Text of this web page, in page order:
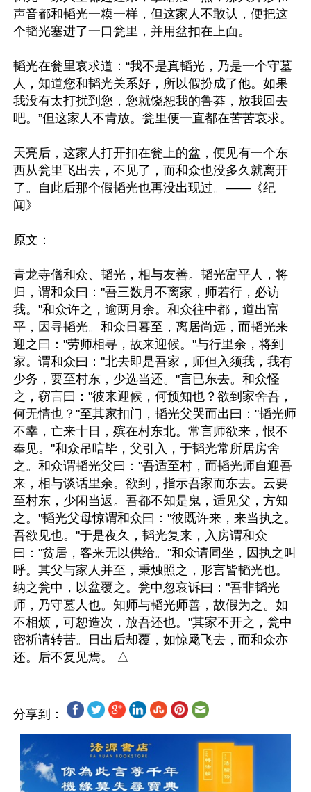
声音都和韬光一糢一样，但这家人不敢认，便把这
个韬光塞进了一口瓮里，并用盆扣在上面。
韬光在瓮里哀求道：“我不是真韬光，乃是一个守墓
人，知道您和韬光关系好，所以假扮成了他。如果
我没有太打扰到您，您就饶恕我的鲁莽，放我回去
吧。”但这家人不肯放。瓮里便一直都在苦苦哀求。
天亮后，这家人打开扣在瓮上的盆，便见有一个东
西从瓮里飞出去，不见了，而和众也没多久就离开
了。自此后那个假韬光也再没出现过。——《纪
闻》
原文：
青龙寺僧和众、韬光，相与友善。韬光富平人，将
归，谓和众曰："吾三数月不离家，师若行，必访
我。"和众许之，逾两月余。和众往中都，道出富
平，因寻韬光。和众日暮至，离居尚远，而韬光来
迎之曰："劳师相寻，故来迎候。"与行里余，将到
家。谓和众曰："北去即是吾家，师但入须我，我有
少务，要至村东，少选当还。"言已东去。和众怪
之，窃言曰："彼来迎候，何预知也？欲到家舍吾，
何无情也？"至其家扣门，韬光父哭而出曰："韬光师
不幸，亡来十日，殡在村东北。常言师欲来，恨不
奉见。"和众吊唁毕，父引入，于韬光常所居房舍
之。和众谓韬光父曰："吾适至村，而韬光师自迎吾
来，相与谈话里余。欲到，指示吾家而东去。云要
至村东，少闲当返。吾都不知是鬼，适见父，方知
之。"韬光父母惊谓和众曰："彼既许来，来当执之。
吾欲见也。"于是夜久，韬光复来，入房谓和众
曰："贫居，客来无以供给。"和众请同坐，因执之叫
呼。其父与家人并至，秉烛照之，形言皆韬光也。
纳之瓮中，以盆覆之。瓮中忽哀诉曰："吾非韬光
师，乃守墓人也。知师与韬光师善，故假为之。如
不相烦，可恕造次，放吾还也。"其家不开之，瓮中
密祈请转苦。日出后却覆，如惊飏飞去，而和众亦
分享到：